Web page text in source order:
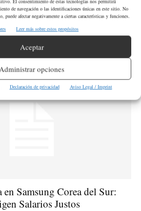
de navegación o las identificaciones únicas en este sitio. No
puede afectar negativamente a ciertas características y funciones.
Leer más sobre estos propósitos
Aceptar
opciones
Declaración de privacidad Aviso Legal / Imprint
el Día Más Caluroso de la
de 2024
Samsung Corea del Sur:
Salarios Justos